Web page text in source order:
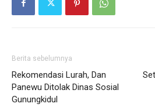
Berita sebelumnya
Rekomendasi Lurah, Dan
Panewu Ditolak Dinas Sosial
Gunungkidul